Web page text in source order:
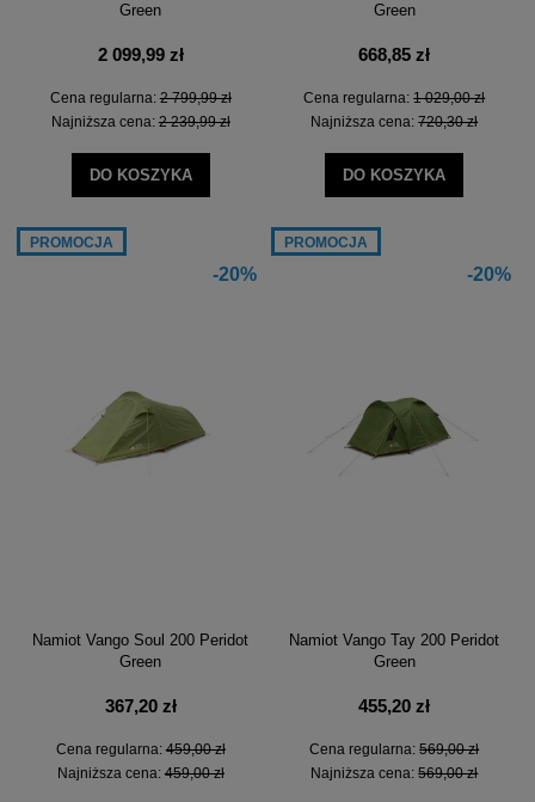
Green
2 099,99 zł
Cena regularna:2 799,99 zł
Najniższa cena:2 239,99 zł
DO KOSZYKA
Green
668,85 zł
Cena regularna:1 029,00 zł
Najniższa cena:720,30 zł
DO KOSZYKA
-20%
Namiot Vango Soul 200 Peridot
Green
367,20 zł
Cena regularna:459,00 zł
Najniższa cena:459,00 zł
PROMOCJA
-20%
Namiot Vango Tay 200 Peridot
Green
455,20 zł
Cena regularna:569,00 zł
Najniższa cena:569,00 zł
PROMOCJA